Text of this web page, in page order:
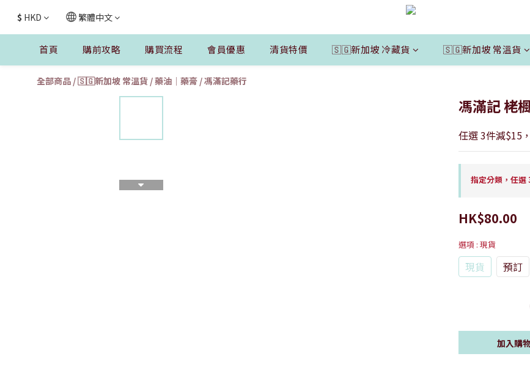
$ HKD 繁體中文
首頁 購前攻略 購買流程 會員優惠 清貨特價 🇸🇬新加坡 冷藏貨 🇸🇬新加坡 常溫貨
全部商品 /🇸🇬新加坡 常溫貨 /藥油｜藥膏 /馮滿記藥行
馮滿記 栳
任選 3件減$15
指定分類，任
HK$80.00
選項 : 現貨
現貨 預訂
加入購